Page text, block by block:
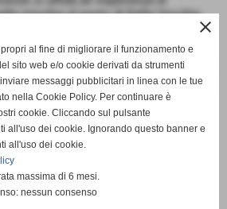
mischia al posto di Della Vecchia,
la stanchezza comincia a farsi
squadre che commettono molti errori,
avanti 8-7 trascinati da un
Riccetti e Parentini mettono a segno 2
a conquistare il set e la partita col
battaglia la Termot. Caioli riesce a
campo ostico dell´Omega, buona la
sotto per 2-0 ma sono troppi gli errori
la poca efficacia da posto 4.
la Termot. Caioli ospitare a
novembre ore 21:30, la Proscuitteria
close
al fine di migliorare il funzionamento e
sito web e/o cookie derivati da strumenti
messaggi pubblicitari in linea con le tue
nella Cookie Policy. Per continuare è
cookie. Cliccando sul pulsante
all'uso dei cookie. Ignorando questo banner e
all'uso dei cookie.
massima di 6 mesi.
nessun consenso